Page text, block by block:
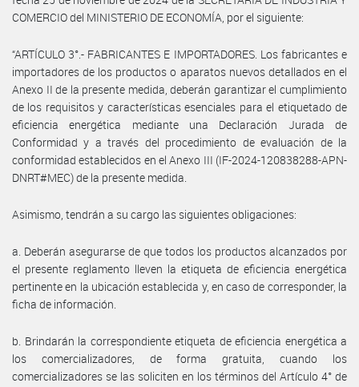
COMERCIO del MINISTERIO DE ECONOMÍA, por el siguiente:
“ARTÍCULO 3°.- FABRICANTES E IMPORTADORES. Los fabricantes e
importadores de los productos o aparatos nuevos detallados en el
Anexo II de la presente medida, deberán garantizar el cumplimiento
de los requisitos y características esenciales para el etiquetado de
eficiencia energética mediante una Declaración Jurada de
Conformidad y a través del procedimiento de evaluación de la
conformidad establecidos en el Anexo III (IF-2024-120838288-APN-
DNRT#MEC) de la presente medida.
Asimismo, tendrán a su cargo las siguientes obligaciones:
a. Deberán asegurarse de que todos los productos alcanzados por
el presente reglamento lleven la etiqueta de eficiencia energética
pertinente en la ubicación establecida y, en caso de corresponder, la
ficha de información.
b. Brindarán la correspondiente etiqueta de eficiencia energética a
los comercializadores, de forma gratuita, cuando los
comercializadores se las soliciten en los términos del Artículo 4° de